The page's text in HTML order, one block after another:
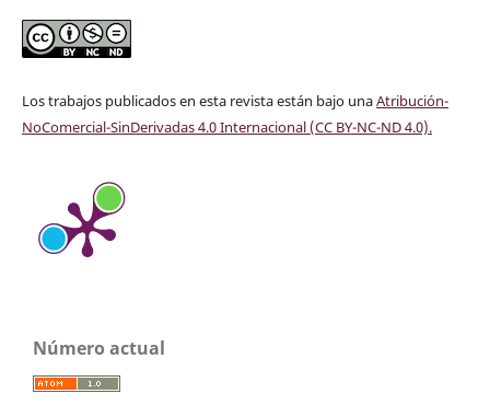
Los trabajos publicados en esta revista están bajo unaAtribución-
NoComercial-SinDerivadas 4.0 Internacional (CC BY-NC-ND 4.0).
Número actual